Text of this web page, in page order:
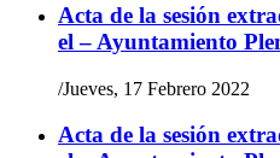
Acta de la sesión
el – Ayuntamiento
/Jueves, 17 Febrero 2022
Acta de la sesión